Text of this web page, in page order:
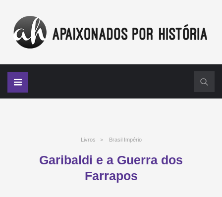
Livros > Brasil Império
Garibaldi e a Guerra dos
Farrapos